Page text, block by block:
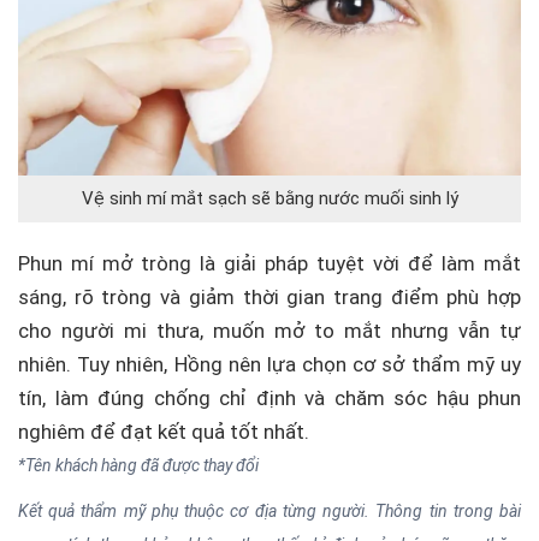
Vệ sinh mí mắt sạch sẽ bằng nước muối sinh lý
Phun mí mở tròng là giải pháp tuyệt vời để làm mắt
sáng, rõ tròng và giảm thời gian trang điểm phù hợp
cho người mi thưa, muốn mở to mắt nhưng vẫn tự
nhiên. Tuy nhiên, Hồng nên lựa chọn cơ sở thẩm mỹ uy
tín, làm đúng chống chỉ định và chăm sóc hậu phun
nghiêm để đạt kết quả tốt nhất.
*Tên khách hàng đã được thay đổi
Kết quả thẩm mỹ phụ thuộc cơ địa từng người. Thông tin trong bài